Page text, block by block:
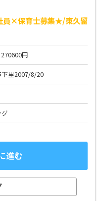
員×保育士募集★/東久留
円
里2007/8/20
進む